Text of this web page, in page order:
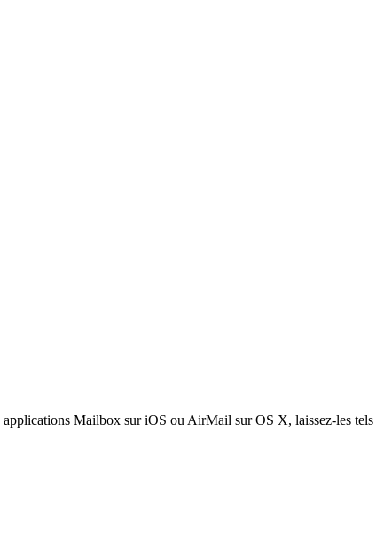
applications Mailbox sur iOS ou AirMail sur OS X, laissez-les tels